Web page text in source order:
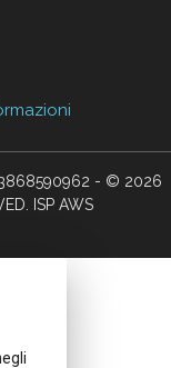
- © 2026
ISP AWS